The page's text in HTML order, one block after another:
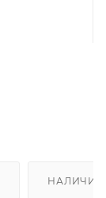
НАЛИЧИЕ